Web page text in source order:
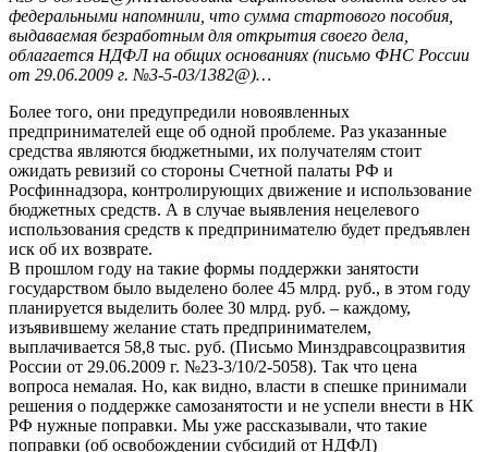
федеральными напомнили, что сумма стартового пособия,
выдаваемая безработным для открытия своего дела,
облагается НДФЛ на общих основаниях (письмо ФНС России
от 29.06.2009 г. №3-5-03/1382@)…
Более того, они предупредили новоявленных
предпринимателей еще об одной проблеме. Раз указанные
средства являются бюджетными, их получателям стоит
ожидать ревизий со стороны Счетной палаты РФ и
Росфиннадзора, контролирующих движение и использование
бюджетных средств. А в случае выявления нецелевого
использования средств к предпринимателю будет предъявлен
иск об их возврате.
В прошлом году на такие формы поддержки занятости
государством было выделено более 45 млрд. руб., в этом году
планируется выделить более 30 млрд. руб. – каждому,
изъявившему желание стать предпринимателем,
выплачивается 58,8 тыс. руб. (Письмо Минздравсоцразвития
России от 29.06.2009 г. №23-3/10/2-5058). Так что цена
вопроса немалая. Но, как видно, власти в спешке принимали
решения о поддержке самозанятости и не успели внести в НК
РФ нужные поправки. Мы уже рассказывали, что такие
поправки (об освобождении субсидий от НДФЛ)